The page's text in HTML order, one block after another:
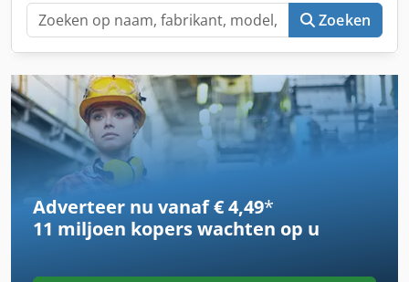
Zoeken
Adverteer nu vanaf € 4,49*
11 miljoen koperswachten op u